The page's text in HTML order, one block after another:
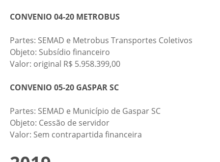
CONVENIO 04-20 METROBUS
Partes: SEMAD e Metrobus Transportes Coletivos​
​Objeto: Subsídio financeiro​
​​​Valor: original R$ 5.958.399,00
CONVENIO 05-20 GASPAR SC
Partes: SEMAD e Município de Gaspar SC​
​Objeto: Cessão de servidor​
​​​Valor: Sem contrapartida financeira​